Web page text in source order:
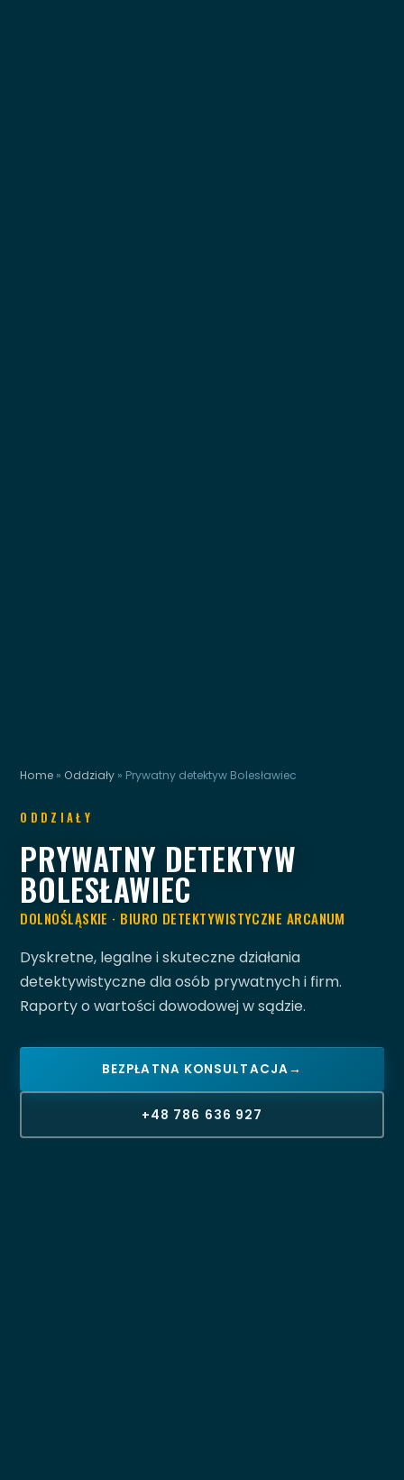
Home » Oddziały » Prywatny detektyw Bolesławiec
ODDZIAŁY
PRYWATNY DETEKTYW
BOLESŁAWIEC
DOLNOŚLĄSKIE · BIURO DETEKTYWISTYCZNE ARCANUM
Dyskretne, legalne i skuteczne działania
detektywistyczne dla osób prywatnych i firm.
Raporty o wartości dowodowej w sądzie.
BEZPŁATNA KONSULTACJA→
+48 786 636 927